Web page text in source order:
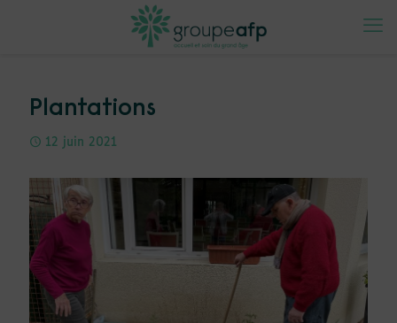
Plantations
12 juin 2021